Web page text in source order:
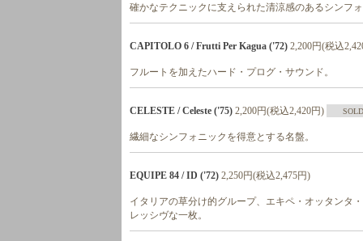
確かなテクニックに支えられた清涼感のあるシンフ
CAPITOLO 6 / Frutti Per Kagua ('72) 2,200円(税込
フルートを加えたハード・プログ・サウンド。
CELESTE / Celeste ('75) 2,200円(税込2,420円)
繊細なシンフォニックを得意とする名盤。
EQUIPE 84 / ID ('72) 2,250円(税込2,475円)
イタリアの草分け的グループ、エキペ・オッタンタ
レッシヴな一枚。